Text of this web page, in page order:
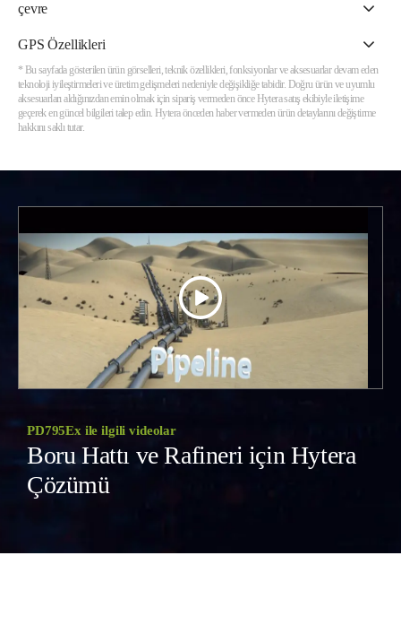
çevre
GPS Özellikleri
* Bu sayfada gösterilen ürün görselleri, teknik özellikleri, fonksiyonlar ve aksesuarlar devam eden
teknoloji iyileştirmeleri ve üretim gelişmeleri nedeniyle değişikliğe tabidir. Doğru ürün ve uyumlu
aksesuarları aldığınızdan emin olmak için sipariş vermeden önce Hytera satış ekibiyle iletişime
geçerek en güncel bilgileri talep edin. Hytera önceden haber vermeden ürün detaylarını değiştirme
hakkını saklı tutar.
PD795Ex ile ilgili videolar
Boru Hattı ve Rafineri için Hytera
Çözümü